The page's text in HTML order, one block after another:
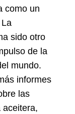
como un
sido otro
de la
mundo.
informes
las
aceitera,